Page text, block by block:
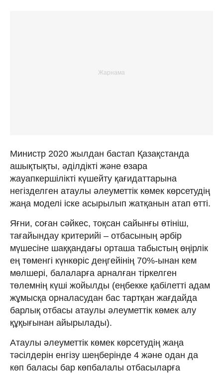
Министр 2020 жылдан бастап Қазақстанда
ашықтықты, әділдікті және өзара
жауапкершілікті күшейту қағидаттарына
негізделген атаулы әлеуметтік көмек көрсетудің
жаңа моделі іске асырылып жатқанын атап өтті.
Яғни, соған сәйкес, тоқсан сайынғы өтініш,
тағайындау критерийі – отбасының әрбір
мүшесіне шаққандағы орташа табыстың өңірлік
ең төменгі күнкөріс деңгейінің 70%-ынан кем
мөлшері, балаларға арналған тіркелген
төлемнің күші жойылды (еңбекке қабілетті адам
жұмысқа орналасудан бас тартқан жағдайда
барлық отбасы атаулы әлеуметтік көмек алу
құқығынан айырылады).
Атаулы әлеуметтік көмек көрсетудің жаңа
тәсілдерін енгізу шеңберінде 4 және одан да
көп баласы бар көпбалалы отбасыларға